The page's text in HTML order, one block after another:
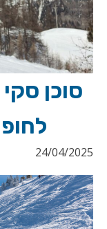
סוכן
24/04/2025